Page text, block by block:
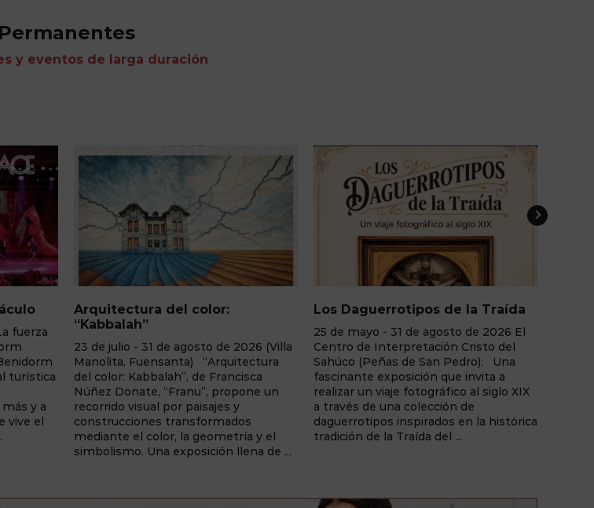
Permanentes
y eventos de larga duración
Arquitectura del color:
“Kabbalah”
23 de julio - 31 de agosto de 2026 (Villa
Manolita, Fuensanta) “Arquitectura
del color: Kabbalah”, de Francisca
Núñez Donate, “Franu”, propone un
recorrido visual por paisajes y
construcciones transformados
mediante el color, la geometría y el
simbolismo. Una exposición llena de ...
Los Daguerrotipos de la Traída
25 de mayo - 31 de agosto de 2026 El
Centro de Interpretación Cristo del
Sahúco (Peñas de San Pedro): Una
fascinante exposición que invita a
realizar un viaje fotográfico al siglo XIX
a través de una colección de
daguerrotipos inspirados en la histórica
tradición de la Traída del ...
Adictos
Junio -
Libro de
Sustancia",
reflexión
humana tras